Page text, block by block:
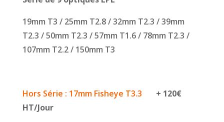
19mm T3 / 25mm T2.8 / 32mm T2.3 / 39mm
T2.3 / 50mm T2.3 / 57mm T1.6 / 78mm T2.3 /
107mm T2.2 / 150mm T3
Hors Série : 17mm Fisheye T3.3
+ 120€
HT/Jour